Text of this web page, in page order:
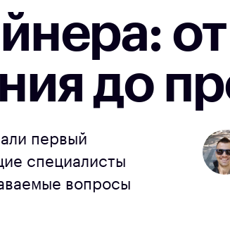
от
до
первый
специалисты
вопросы